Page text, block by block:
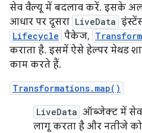
सेव वैल्यू में बदलाव करें. इसके
आधार पर दूसरा LiveData
Lifecycle पैकेज,
कराता है. इसमें ऐसे हेल्पर मेथड
काम करते हैं.
Transformations.map()
LiveData ऑब्जेक्ट में सेव
लागू करता है और नतीजे को